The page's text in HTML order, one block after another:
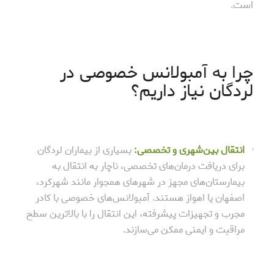
است.
چرا به آمبولانس خصوصی در
لردگان نیاز داریم؟
انتقال بین‌شهری و تخصصی:بسیاری از بیماران لردگان
برای دریافت درمان‌های تخصصی، ناچار به انتقال به
بیمارستان‌های مجهز در شهرهای همجوار مانند شهرکرد،
اصفهان یا اهواز هستند. آمبولانس‌های خصوصی با کادر
مجرب و تجهیزات پیشرفته، این انتقال را با بالاترین سطح
مراقبت و ایمنی ممکن می‌سازند.